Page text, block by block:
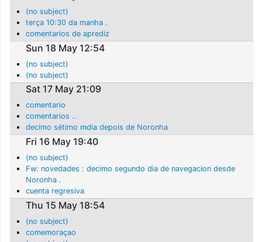
(no subject)
terça 10:30 da manha .
comentarios de aprediz
Sun 18 May 12:54
(no subject)
(no subject)
Sat 17 May 21:09
comentario
comentarios ..
decimo sétimo mdia depois de Noronha
Fri 16 May 19:40
(no subject)
Fw: novedades : decimo segundo dia de navegacion desde
Noronha .
cuenta regresiva
Thu 15 May 18:54
(no subject)
comemoraçao